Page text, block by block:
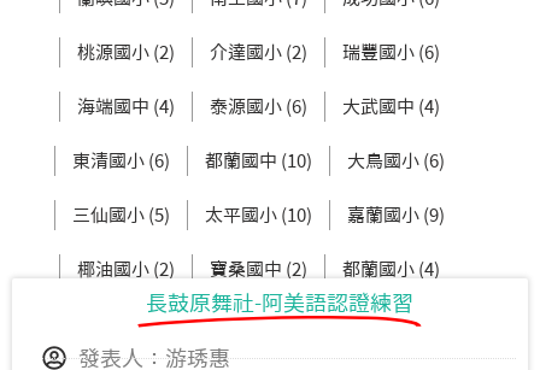
桃源國小 (2) 介達國小 (2) 瑞豐國小 (6)
海端國中 (4) 泰源國小 (6) 大武國中 (4)
東清國小 (6) 都蘭國中 (10) 大鳥國小 (6)
三仙國小 (5) 太平國小 (10) 嘉蘭國小 (9)
椰油國小 (2) 寶桑國中 (2) 都蘭國小 (4)
臺東體中(高中部) (0) 安朔國小 (2)
長鼓原舞社-阿美語認證練習
發表人：游琇惠